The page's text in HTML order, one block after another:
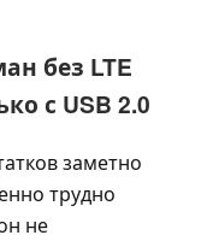
без LTE
с USB 2.0
заметно
трудно
не